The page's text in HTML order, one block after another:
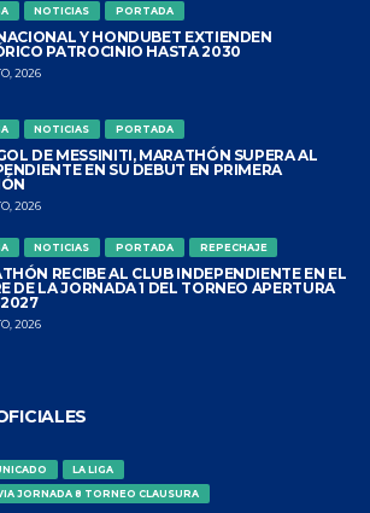
NOTICIAS PORTADA
Y HONDUBET EXTIENDEN
PATROCINIO HASTA 2030
2026
NOTICIAS PORTADA
DE MESSINITI, MARATHÓN SUPERA AL
EN SU DEBUT EN PRIMERA
2026
NOTICIAS PORTADA REPECHAJE
RECIBE AL CLUB INDEPENDIENTE EN EL
DE LA JORNADA 1 DEL TORNEO APERTURA
2026
LA LIGA
JORNADA 8 TORNEO CLAUSURA